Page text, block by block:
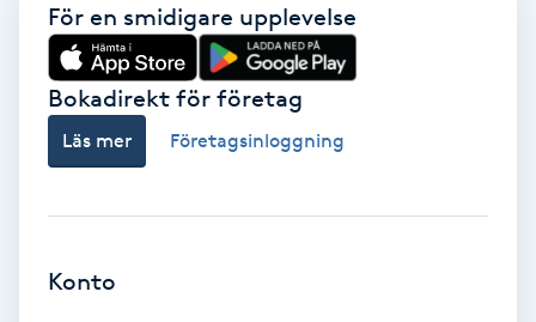
Fransfärgning
Fransförlängning
För en smidigare upplevelse
Bokadirekt för företag
Läs mer Företagsinloggning
Konto